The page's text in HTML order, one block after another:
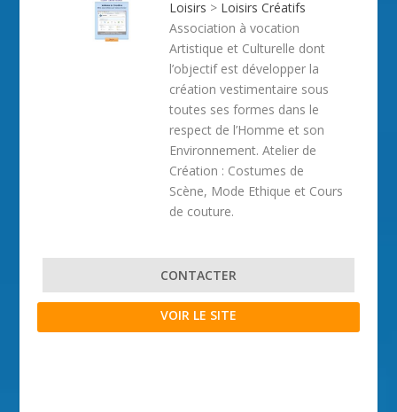
Loisirs > Loisirs Créatifs
Association à vocation
Artistique et Culturelle dont
l’objectif est développer la
création vestimentaire sous
toutes ses formes dans le
respect de l’Homme et son
Environnement. Atelier de
Création : Costumes de
Scène, Mode Ethique et Cours
de couture.
CONTACTER
VOIR LE SITE